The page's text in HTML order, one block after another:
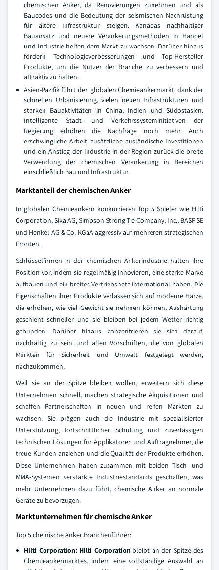
chemischen Anker, da Renovierungen zunehmen und als
Baucodes und die Bedeutung der seismischen Nachrüstung
für ältere Infrastruktur steigen. Kanadas nachhaltiger
Bauansatz und neuere Verankerungsmethoden in Handel
und Industrie helfen dem Markt zu wachsen. Darüber hinaus
fördern Technologieverbesserungen und Top-Hersteller
Produkte, um die Nutzer der Branche zu verbessern und
attraktiv zu halten.
Asien-Pazifik führt den globalen Chemieankermarkt, dank der
schnellen Urbanisierung, vielen neuen Infrastrukturen und
starken Bauaktivitäten in China, Indien und Südostasien.
Intelligente Stadt- und Verkehrssysteminitiativen der
Regierung erhöhen die Nachfrage noch mehr. Auch
erschwingliche Arbeit, zusätzliche ausländische Investitionen
und ein Anstieg der Industrie in der Region zurück die breite
Verwendung der chemischen Verankerung in Bereichen
einschließlich Bau und Infrastruktur.
Marktanteil der chemischen Anker
In globalen Chemieankern konkurrieren Top 5 Spieler wie Hilti
Corporation, Sika AG, Simpson Strong-Tie Company, Inc., BASF SE
und Henkel AG & Co. KGaA aggressiv auf mehreren strategischen
Fronten.
Schlüsselfirmen in der chemischen Ankerindustrie halten ihre
Position vor, indem sie regelmäßig innovieren, eine starke Marke
aufbauen und ein breites Vertriebsnetz international haben. Die
Eigenschaften ihrer Produkte verlassen sich auf moderne Harze,
die erhöhen, wie viel Gewicht sie nehmen können, Aushärtung
geschieht schneller und sie bleiben bei jedem Wetter richtig
gebunden. Darüber hinaus konzentrieren sie sich darauf,
nachhaltig zu sein und allen Vorschriften, die von globalen
Märkten für Sicherheit und Umwelt festgelegt werden,
nachzukommen.
Weil sie an der Spitze bleiben wollen, erweitern sich diese
Unternehmen schnell, machen strategische Akquisitionen und
schaffen Partnerschaften in neuen und reifen Märkten zu
wachsen. Sie prägen auch die Industrie mit spezialisierter
Unterstützung, fortschrittlicher Schulung und zuverlässigen
technischen Lösungen für Applikatoren und Auftragnehmer, die
treue Kunden anziehen und die Qualität der Produkte erhöhen.
Diese Unternehmen haben zusammen mit beiden Tisch- und
MMA-Systemen verstärkte Industriestandards geschaffen, was
mehr Unternehmen dazu führt, chemische Anker an normale
Geräte zu bevorzugen.
Marktunternehmen für chemische Anker
Top 5 chemische Anker Branchenführer:
Hilti Corporation: Hilti Corporation bleibt an der Spitze des
Chemieankermarktes, indem eine vollständige Auswahl an